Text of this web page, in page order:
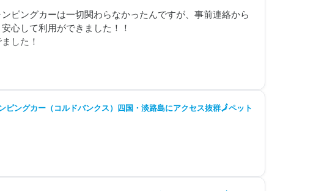
ピングカーは一切関わらなかったんですが、事前連絡から
心して利用ができました！！
した！
ングカー（コルドバンクス）四国・淡路島にアクセス抜群🗾ペット